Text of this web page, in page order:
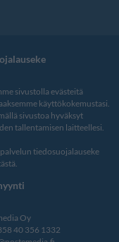
sivustolla evästeitä
käyttökokemustasi.
sivustoa hyväksyt
tallentamisen laitteellesi.
tiedosuojalauseke
.
Oy
40 356 1332